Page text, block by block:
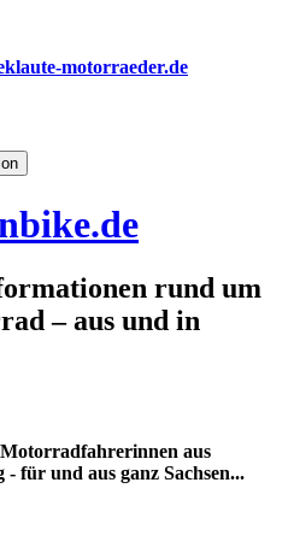
rund um
– aus und in
aus
für und aus ganz Sachsen...